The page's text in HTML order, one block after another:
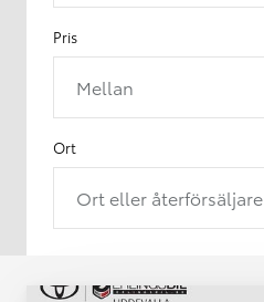
Pris
Mellan
Ort
Ort eller återförsäljare